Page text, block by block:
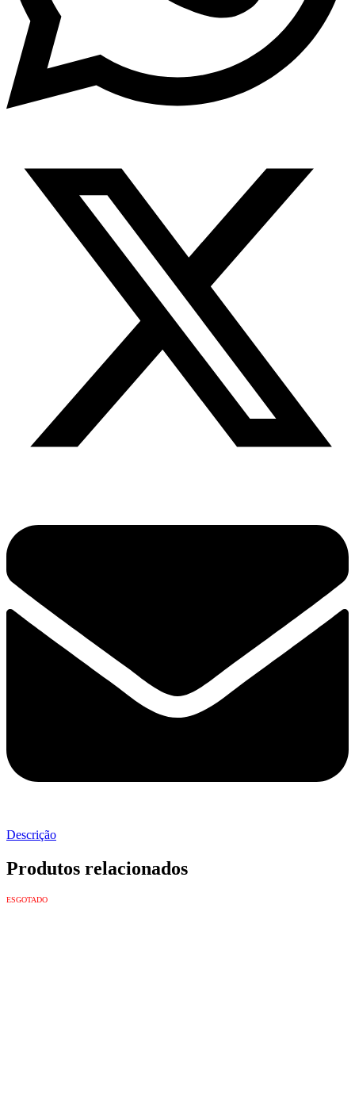
Descrição
Produtos relacionados
ESGOTADO